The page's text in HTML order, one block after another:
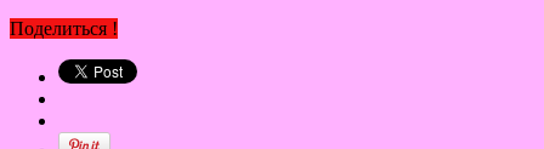
Поделиться !